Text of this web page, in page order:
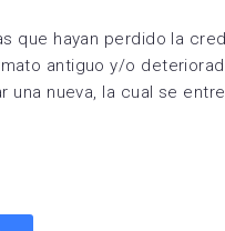
que hayan perdido la
antiguo y/o
una nueva, la cual se